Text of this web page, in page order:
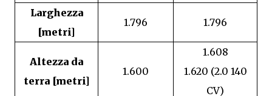
Larghezza
[metri]
1.796 1.796
Altezza da
terra [metri]
1.600
1.608
1.620 (2.0 140
CV)